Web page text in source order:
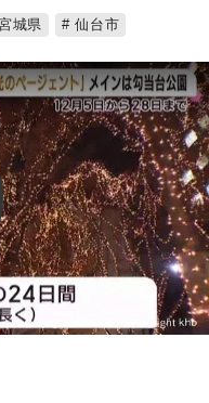
城県 仙台市